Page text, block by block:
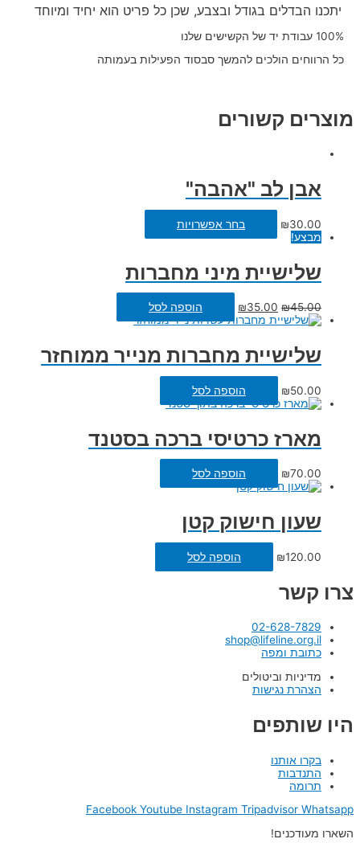
יתכנו הבדלים בגודל ובצבע, שכן כל פריט הוא יחיד ומיוחד
כל הרווחים הולכים להמשך סבסוד הפעילות בעמותה
מוצרים קשורים
אבן לב "אהבה"
₪30.00
בחר אפשרויות
מבצע!
שלישיית מיני מחברות
₪45.00
₪35.00 הוספה לסל
שלישיית מחברות מנייר ממוחזר
₪50.00 הוספה לסל
מארז כרטיסי ברכה בסטנד
₪70.00 הוספה לסל
שעון חישוק קטן
₪120.00 הוספה לסל
צרו קשר
02-628-7829
shop@lifeline.org.il
כתובת ומפה
מדיניות וביטולים
הצהרת נגישות
היו שותפים
בקרו אותנו
התנדבות
תרומה
Facebook Youtube Instagram Tripadvisor Whatsapp
השארו מעודכנים!